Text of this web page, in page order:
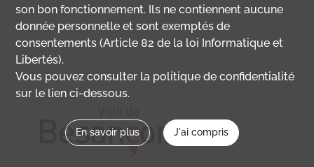
son bon fonctionnement. Ils ne contiennent aucune
donnée personnelle et sont exemptés de
consentements (Article 82 de la loi Informatique et
Libertés).
Vous pouvez consulter la politique de confidentialité
sur le lien ci-dessous.
En savoir plus J'ai compris